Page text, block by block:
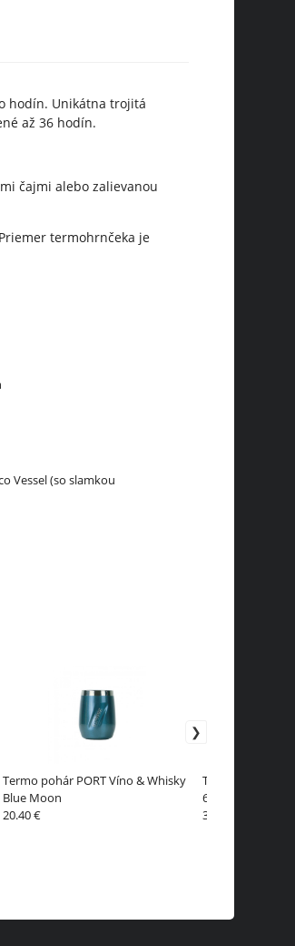
hodín. Unikátna trojitá
až 36 hodín.
čajmi alebo zalievanou
termohrnčeka je
Vessel (so slamkou
Termo pohár PORT Víno & Whisky
Blue Moon
20.40 €
Termofľaša Eco
600ml Jazz Red
33 €